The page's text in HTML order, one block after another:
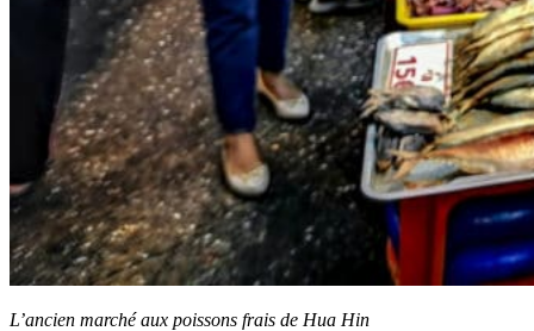
L’ancien marché aux poissons frais de Hua Hin